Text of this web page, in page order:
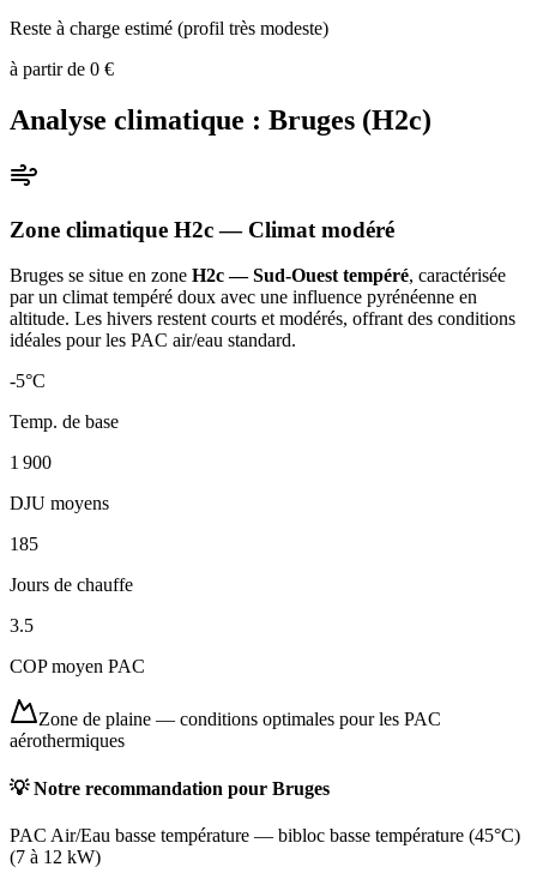
Reste à charge estimé (profil très modeste)
à partir de 0 €
Analyse climatique : Bruges (H2c)
Zone climatique H2c— Climat modéré
Bruges se situe en zone H2c — Sud-Ouest tempéré, caractérisée
par un climat tempéré doux avec une influence pyrénéenne en
altitude. Les hivers restent courts et modérés, offrant des conditions
idéales pour les PAC air/eau standard.
-5°C
Temp. de base
1 900
DJU moyens
185
Jours de chauffe
3.5
COP moyen PAC
Zone de plaine — conditions optimales pour les PAC
aérothermiques
💡 Notre recommandation pour Bruges
PAC Air/Eau basse température — bibloc basse température (45°C)
(7 à 12 kW)